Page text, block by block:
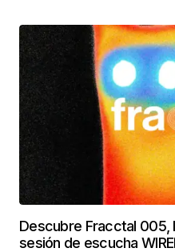
Descubre Fracctal 005,
sesión de escucha